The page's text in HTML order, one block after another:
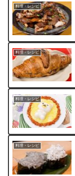
料理・レシピ
料理・レシピ
料理・レシピ
料理・レシピ